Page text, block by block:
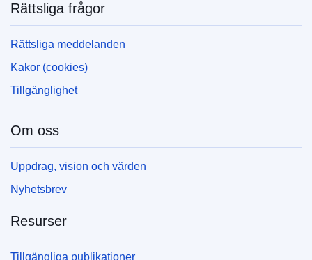
Rättsliga frågor
Rättsliga meddelanden
Kakor (cookies)
Tillgänglighet
Om oss
Uppdrag, vision och värden
Nyhetsbrev
Resurser
Tillgängliga publikationer